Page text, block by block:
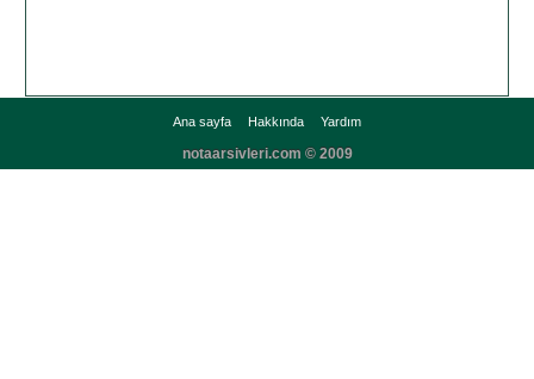
Ana sayfa Hakkında Yardım
notaarsivleri.com © 2009